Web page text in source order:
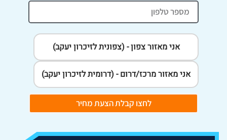
אני מאזור צפון - (צפונית לזיכרון יעקב)
אני מאזור מרכז/דרום - (דרומית לזיכרון יעקב)
לחצו קבלת הצעת מחיר